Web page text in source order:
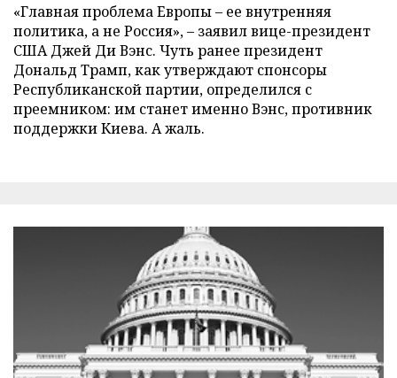
«Главная проблема Европы – ее внутренняя
политика, а не Россия», – заявил вице-президент
США Джей Ди Вэнс. Чуть ранее президент
Дональд Трамп, как утверждают спонсоры
Республиканской партии, определился с
преемником: им станет именно Вэнс, противник
поддержки Киева. А жаль.